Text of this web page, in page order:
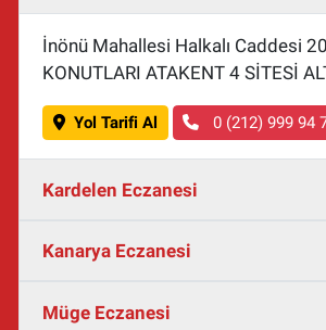
İnönü Mahallesi Halkalı Caddesi
KONUTLARI ATAKENT 4 SİTESİ
Yol Tarifi Al 0 (212) 999 94
Kardelen Eczanesi
Kanarya Eczanesi
Müge Eczanesi